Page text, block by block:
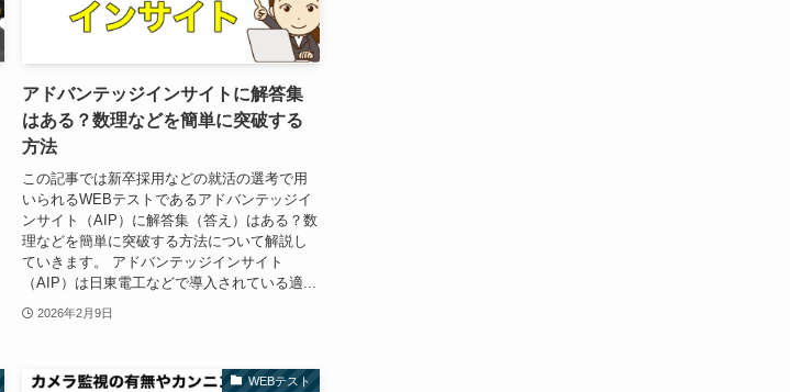
アドバンテッジインサイトに解答集
はある？数理などを簡単に突破する
方法
この記事では新卒採用などの就活の選考で用
いられるWEBテストであるアドバンテッジイ
ンサイト（AIP）に解答集（答え）はある？数
理などを簡単に突破する方法について解説し
ていきます。 アドバンテッジインサイト
（AIP）は日東電工などで導入されている適...
2026年2月9日
WEBテスト